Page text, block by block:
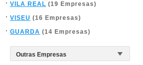
VILA REAL (19 Empresas)
VISEU (16 Empresas)
GUARDA (14 Empresas)